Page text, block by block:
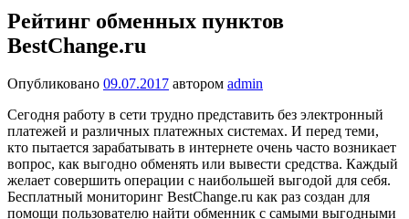
Рейтинг обменных пунктов
BestChange.ru
Опубликовано 09.07.2017 автором admin
Сегодня работу в сети трудно представить без электронный
платежей и различных платежных системах. И перед теми,
кто пытается зарабатывать в интернете очень часто возникает
вопрос, как выгодно обменять или вывести средства. Каждый
желает совершить операции с наибольшей выгодой для себя.
Бесплатный мониторинг BestChange.ru как раз создан для
помощи пользователю найти обменник с самыми выгодными